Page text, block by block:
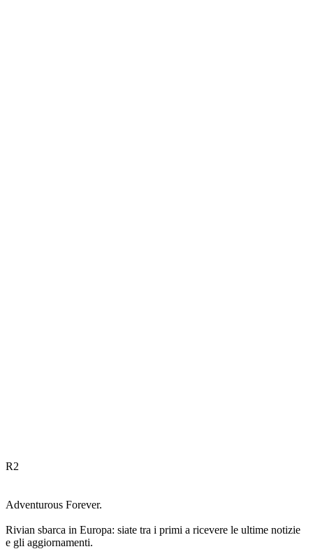
R2
Adventurous Forever.
Rivian sbarca in Europa: siate tra i primi a ricevere le ultime notizie
e gli aggiornamenti.